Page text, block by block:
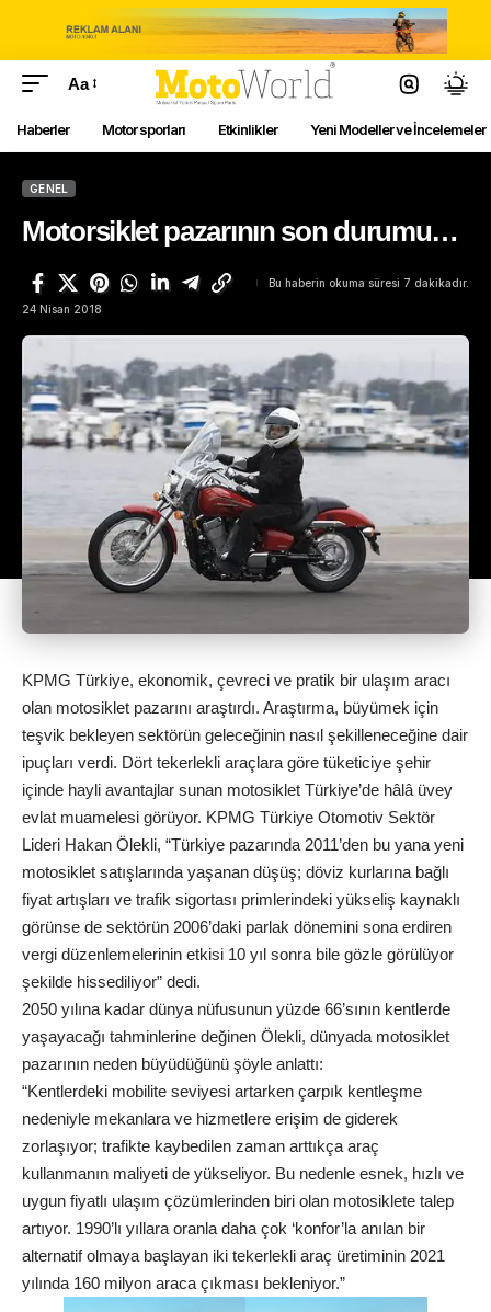
Aa
Haberler Motor sporları Etkinlikler Yeni Modeller ve İncelemeler
GENEL
Motorsiklet pazarının son durumu…
24 Nisan 2018
Bu haberin okuma süresi 7 dakikadır.
KPMG Türkiye, ekonomik, çevreci ve pratik bir ulaşım aracı
olan motosiklet pazarını araştırdı. Araştırma, büyümek için
teşvik bekleyen sektörün geleceğinin nasıl şekilleneceğine dair
ipuçları verdi. Dört tekerlekli araçlara göre tüketiciye şehir
içinde hayli avantajlar sunan motosiklet Türkiye’de hâlâ üvey
evlat muamelesi görüyor. KPMG Türkiye Otomotiv Sektör
Lideri Hakan Ölekli, “Türkiye pazarında 2011’den bu yana yeni
motosiklet satışlarında yaşanan düşüş; döviz kurlarına bağlı
fiyat artışları ve trafik sigortası primlerindeki yükseliş kaynaklı
görünse de sektörün 2006’daki parlak dönemini sona erdiren
vergi düzenlemelerinin etkisi 10 yıl sonra bile gözle görülüyor
şekilde hissediliyor” dedi.
2050 yılına kadar dünya nüfusunun yüzde 66’sının kentlerde
yaşayacağı tahminlerine değinen Ölekli, dünyada motosiklet
pazarının neden büyüdüğünü şöyle anlattı:
“Kentlerdeki mobilite seviyesi artarken çarpık kentleşme
nedeniyle mekanlara ve hizmetlere erişim de giderek
zorlaşıyor; trafikte kaybedilen zaman arttıkça araç
kullanmanın maliyeti de yükseliyor. Bu nedenle esnek, hızlı ve
uygun fiyatlı ulaşım çözümlerinden biri olan motosiklete talep
artıyor. 1990’lı yıllara oranla daha çok ‘konfor’la anılan bir
alternatif olmaya başlayan iki tekerlekli araç üretiminin 2021
yılında 160 milyon araca çıkması bekleniyor.”